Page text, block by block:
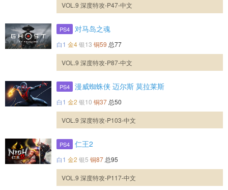
VOL.9 深度特攻-P47-中文
PS4 对马岛之魂
白1 金4银13 铜59 总77
VOL.9 深度特攻-P87-中文
PS4 漫威蜘蛛侠 迈尔斯 莫拉莱斯
白1 金2 银10 铜37 总50
VOL.9 深度特攻-P103-中文
PS4 仁王2
白1 金2 银5 铜87 总95
VOL.9 深度特攻-P117-中文